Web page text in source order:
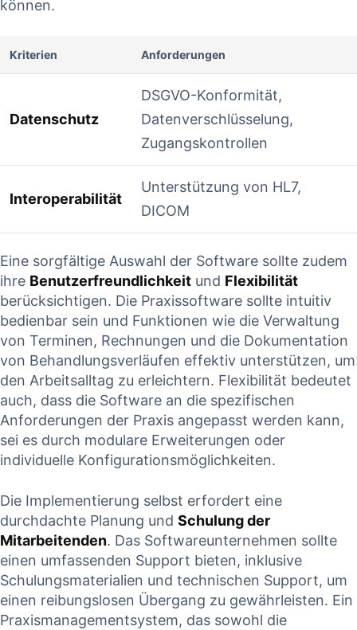
können.
Kriterien Anforderungen
Datenschutz
DSGVO-Konformität,
Datenverschlüsselung,
Zugangskontrollen
Interoperabilität
Unterstützung von HL7,
DICOM
Eine sorgfältige Auswahl ‌der Software sollte‍ zudem
ihre Benutzerfreundlichkeit und Flexibilität
berücksichtigen.‍ Die Praxissoftware sollte ⁤intuitiv‌
bedienbar sein und Funktionen wie die ⁤Verwaltung⁣
von ⁢Terminen, Rechnungen‍ und die Dokumentation
von Behandlungsverläufen ⁣effektiv​ unterstützen, um
den Arbeitsalltag ⁤zu erleichtern. Flexibilität‌ bedeutet
auch, dass die Software an die spezifischen
Anforderungen der Praxis angepasst werden ⁢kann,
sei es ⁣durch modulare Erweiterungen oder
individuelle Konfigurationsmöglichkeiten.
Die Implementierung⁣ selbst‌ erfordert eine
durchdachte⁤ Planung ⁤und Schulung‍ der
Mitarbeitenden.⁢ Das​ Softwareunternehmen⁣ sollte
einen umfassenden Support bieten, inklusive
Schulungsmaterialien und technischen ‌Support,‌ um
einen⁤ reibungslosen Übergang zu gewährleisten. Ein
Praxismanagementsystem, das sowohl⁢ die